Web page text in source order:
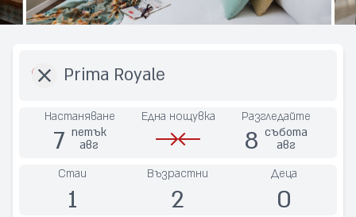
Настаняване
7 петък
авг
Една нощувка Разгледайте
8 събота
авг
Стаи
1
Възрастни
2
Деца
0